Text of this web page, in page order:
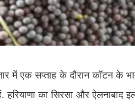
में एक सप्ताह के दौरान कॉटन के
का सिरसा और ऐलनाबाद